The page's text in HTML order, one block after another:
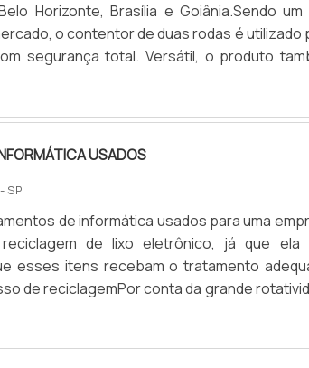
Horizonte, Brasília e Goiânia.Sendo um
o contentor de duas rodas é utilizado
segurança total. Versátil, o produto
seletiva.Na fabricação dos contentores de
revestido em polietileno de alta
UV, o que garante durabilidade.
USADOS
SP
de informática usados para uma
de lixo eletrônico, já que
esses itens recebam o tratamento
de reciclagemPor conta da grande
a reciclagem destes itens é fundamental,
mais poluído com eles. Existem algumas
contudo, é importante não.